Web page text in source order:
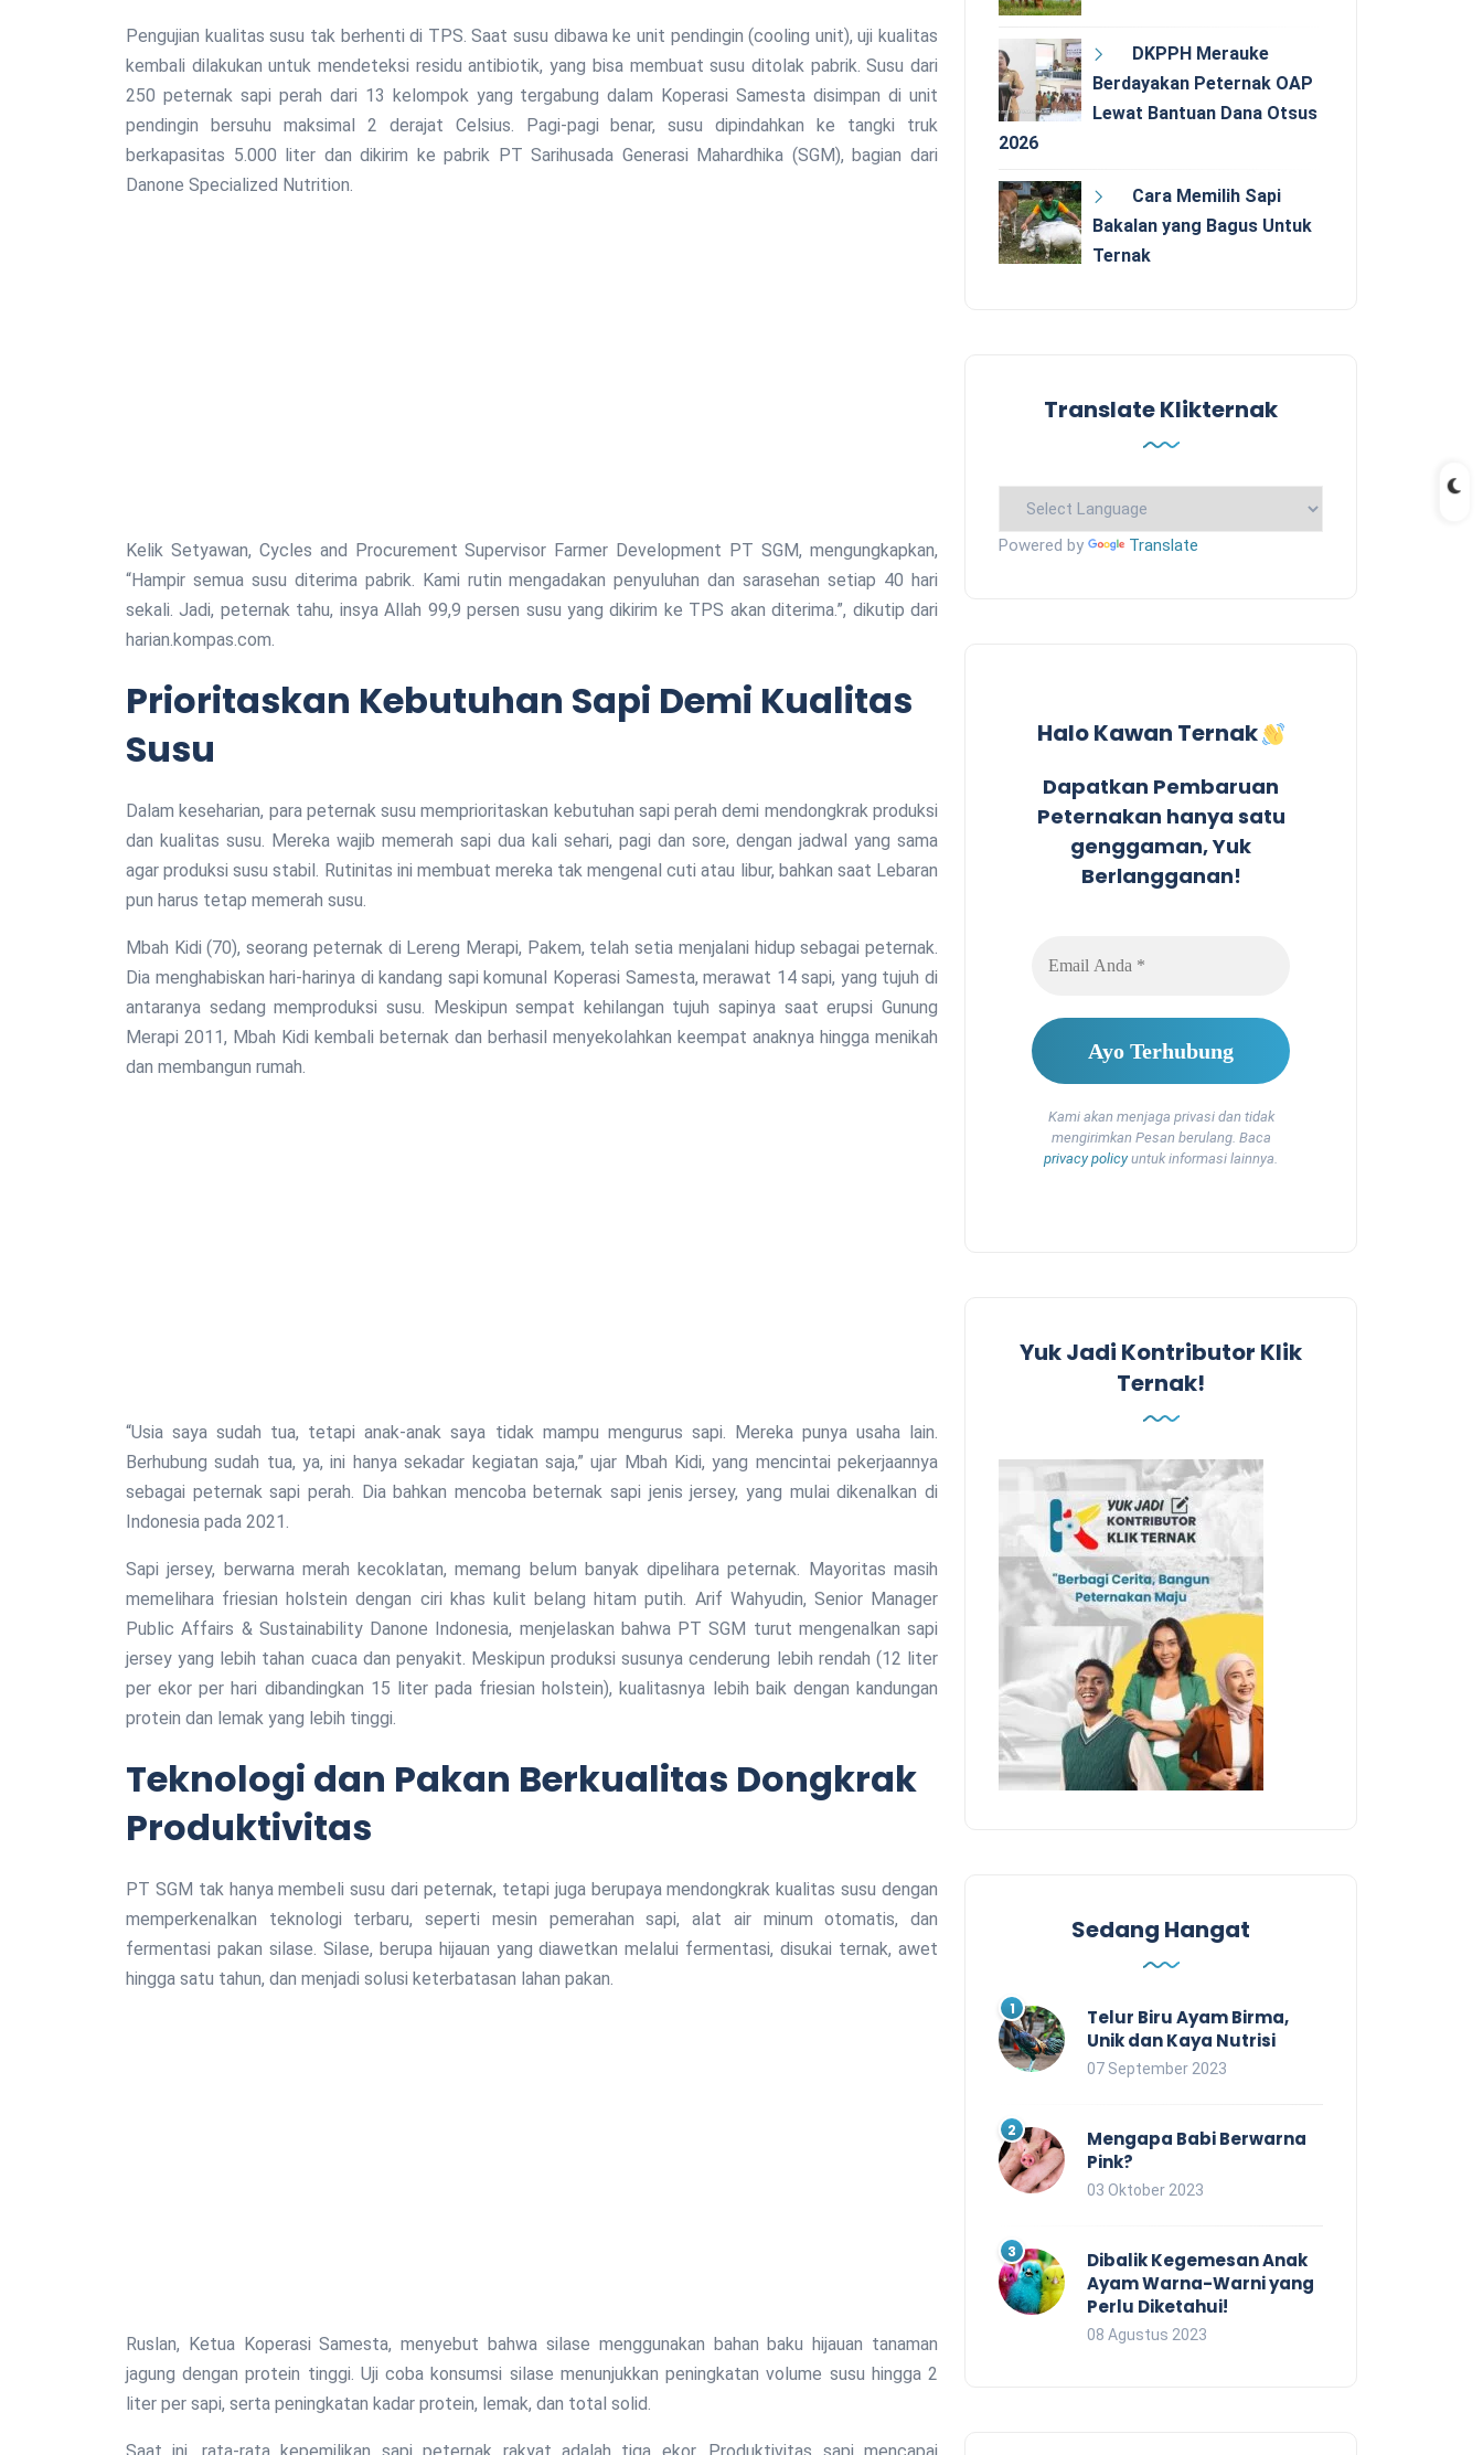
Pengujian kualitas susu tak berhenti di TPS. Saat susu dibawa ke unit pendingin (cooling unit), uji kualitas
kembali dilakukan untuk mendeteksi residu antibiotik, yang bisa membuat susu ditolak pabrik. Susu dari
250 peternak sapi perah dari 13 kelompok yang tergabung dalam Koperasi Samesta disimpan di unit
pendingin bersuhu maksimal 2 derajat Celsius. Pagi-pagi benar, susu dipindahkan ke tangki truk
berkapasitas 5.000 liter dan dikirim ke pabrik PT Sarihusada Generasi Mahardhika (SGM), bagian dari
Danone Specialized Nutrition.
Kelik Setyawan, Cycles and Procurement Supervisor Farmer Development PT SGM, mengungkapkan,
“Hampir semua susu diterima pabrik. Kami rutin mengadakan penyuluhan dan sarasehan setiap 40 hari
sekali. Jadi, peternak tahu, insya Allah 99,9 persen susu yang dikirim ke TPS akan diterima.”, dikutip dari
harian.kompas.com.
Prioritaskan Kebutuhan Sapi Demi Kualitas
Susu
Dalam keseharian, para peternak susu memprioritaskan kebutuhan sapi perah demi mendongkrak produksi
dan kualitas susu. Mereka wajib memerah sapi dua kali sehari, pagi dan sore, dengan jadwal yang sama
agar produksi susu stabil. Rutinitas ini membuat mereka tak mengenal cuti atau libur, bahkan saat Lebaran
pun harus tetap memerah susu.
Mbah Kidi (70), seorang peternak di Lereng Merapi, Pakem, telah setia menjalani hidup sebagai peternak.
Dia menghabiskan hari-harinya di kandang sapi komunal Koperasi Samesta, merawat 14 sapi, yang tujuh di
antaranya sedang memproduksi susu. Meskipun sempat kehilangan tujuh sapinya saat erupsi Gunung
Merapi 2011, Mbah Kidi kembali beternak dan berhasil menyekolahkan keempat anaknya hingga menikah
dan membangun rumah.
“Usia saya sudah tua, tetapi anak-anak saya tidak mampu mengurus sapi. Mereka punya usaha lain.
Berhubung sudah tua, ya, ini hanya sekadar kegiatan saja,” ujar Mbah Kidi, yang mencintai pekerjaannya
sebagai peternak sapi perah. Dia bahkan mencoba beternak sapi jenis jersey, yang mulai dikenalkan di
Indonesia pada 2021.
Sapi jersey, berwarna merah kecoklatan, memang belum banyak dipelihara peternak. Mayoritas masih
memelihara friesian holstein dengan ciri khas kulit belang hitam putih. Arif Wahyudin, Senior Manager
Public Affairs & Sustainability Danone Indonesia, menjelaskan bahwa PT SGM turut mengenalkan sapi
jersey yang lebih tahan cuaca dan penyakit. Meskipun produksi susunya cenderung lebih rendah (12 liter
per ekor per hari dibandingkan 15 liter pada friesian holstein), kualitasnya lebih baik dengan kandungan
protein dan lemak yang lebih tinggi.
Teknologi dan Pakan Berkualitas Dongkrak
Produktivitas
PT SGM tak hanya membeli susu dari peternak, tetapi juga berupaya mendongkrak kualitas susu dengan
memperkenalkan teknologi terbaru, seperti mesin pemerahan sapi, alat air minum otomatis, dan
fermentasi pakan silase. Silase, berupa hijauan yang diawetkan melalui fermentasi, disukai ternak, awet
hingga satu tahun, dan menjadi solusi keterbatasan lahan pakan.
Ruslan, Ketua Koperasi Samesta, menyebut bahwa silase menggunakan bahan baku hijauan tanaman
jagung dengan protein tinggi. Uji coba konsumsi silase menunjukkan peningkatan volume susu hingga 2
liter per sapi, serta peningkatan kadar protein, lemak, dan total solid.
DKPPH Merauke
Berdayakan Peternak OAP
Lewat Bantuan Dana Otsus
2026
Cara Memilih Sapi
Bakalan yang Bagus Untuk
Ternak
Translate Klikternak
Powered by Translate
Halo Kawan Ternak
Dapatkan Pembaruan
Peternakan hanya satu
genggaman, Yuk
Berlangganan!
Kami akan menjaga privasi dan tidak
mengirimkan Pesan berulang. Baca
privacy policyuntuk informasi lainnya.
Yuk Jadi Kontributor Klik
Ternak!
Sedang Hangat
Telur Biru Ayam Birma,
Unik dan Kaya Nutrisi
07 September 2023
Mengapa Babi Berwarna
Pink?
03 Oktober 2023
Dibalik Kegemesan Anak
Ayam Warna-Warni yang
Perlu Diketahui!
08 Agustus 2023